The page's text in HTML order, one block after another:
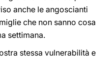
anche le angoscianti
che non sanno cosa
settimana.
stessa vulnerabilità e